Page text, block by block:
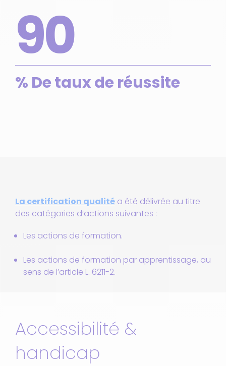
90
% De taux de réussite
La certification qualité a été délivrée au titre
des catégories d’actions suivantes :
Les actions de formation.
Les actions de formation par apprentissage, au
sens de l’article L. 6211-2.
Accessibilité &
handicap